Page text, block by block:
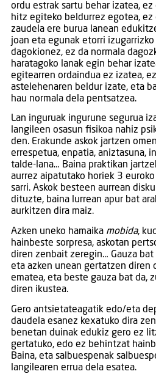
ordu estrak sartu behar izatea,
hitz egiteko beldurrez egotea, ez
zaudela ere burua lanean
joan eta egunak etorri
dagokionez, ez da normala
haratagoko lanak egin behar
egitearren ordaindua ez izatea,
astelehenaren beldur izate, eta
hau normala dela pentsatzea.
Lan inguruak ingurune segurua
langileen osasun fisikoa nahiz
den. Erakunde askok jartzen
errespetua, enpatia, aniztasuna,
talde-lana… Baina praktikan
aurrez aipatutako horiek 3
sarri. Askok besteen aurrean
dituzte, baina lurrean apur bat
aurkitzen dira maiz.
Azken uneko hamaika mobida,
hainbeste sorpresa, askotan
diren zenbait zeregin… Gauza
eta azken unean gertatzen diren
ematea, eta beste gauza bat da,
diren ikustea.
Gero antsietateagatik edo/eta
daudela esanez kexatuko dira
benetan duinak edukiz gero ez
gertatuko, edo ez behintzat
Baina, eta salbuespenak
langilearen errua dela esatea.